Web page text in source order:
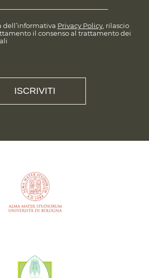
dell’informativa Privacy Policy, rilascio
il consenso al trattamento dei